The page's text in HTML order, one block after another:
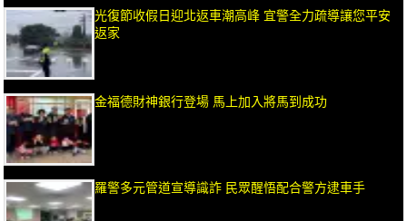
光復節收假日迎北返車潮高峰 宜警全力疏導讓您平安
返家
金福德財神銀行登場 馬上加入將馬到成功
羅警多元管道宣導識詐 民眾醒悟配合警方逮車手